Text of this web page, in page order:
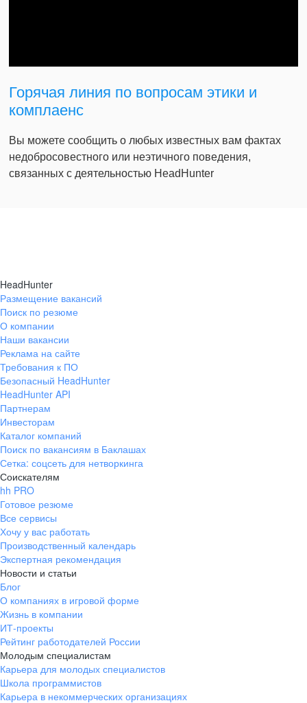
Горячая линия по вопросам этики и
комплаенс
Вы можете сообщить о любых известных вам фактах
недобросовестного или неэтичного поведения,
связанных с деятельностью HeadHunter
HeadHunter
Размещение вакансий
Поиск по резюме
О компании
Наши вакансии
Реклама на сайте
Требования к ПО
Безопасный HeadHunter
HeadHunter API
Партнерам
Инвесторам
Каталог компаний
Поиск по вакансиям в Баклашах
Сетка: соцсеть для нетворкинга
Соискателям
hh PRO
Готовое резюме
Все сервисы
Хочу у вас работать
Производственный календарь
Экспертная рекомендация
Новости и статьи
Блог
О компаниях в игровой форме
Жизнь в компании
ИТ-проекты
Рейтинг работодателей России
Молодым специалистам
Карьера для молодых специалистов
Школа программистов
Карьера в некоммерческих организациях